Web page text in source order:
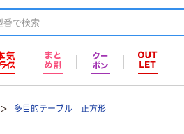
多目的テーブル 正方形